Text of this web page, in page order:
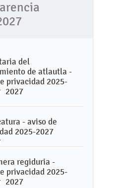
del
de atlautla -
privacidad 2025-
2027
- aviso de
2025-2027
regiduria -
privacidad 2025-
2027